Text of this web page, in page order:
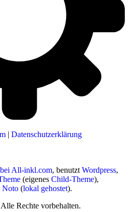
| Datenschutzerklärung
bei All-inkl.com, benutzt Wordpress,
(eigenes Child-Theme),
Noto (lokal gehostet).
Alle Rechte vorbehalten.